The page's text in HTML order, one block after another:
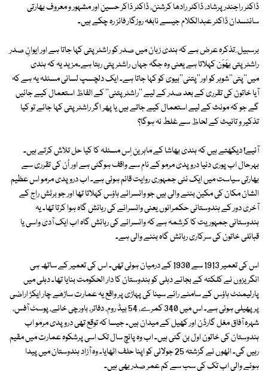
ڈاکٹر راجندر پرشاد، ڈاکٹر رادھا کرشنن، ڈاکٹر ذاکر حسین اور مشہور و معروف بھارتی
سائنسدان ڈاکٹر عبدالکلام جیسے نابغہ روزگار فائز رہ چکے ہیں۔
برسبیل ِ تذکرہ عرض ہے کہ ہندی زبان میں صدر کو راشٹر پتی کہا جاتا ہے اور ایوانِ صدر
راشٹر پتی بھَوَن کہلاتا ہے یعنی وہ جگہ جہاں راشٹر پتی رہتا ہے۔مزید یہ کہ ہندی
میں''پتی''شوہر کو اور''پتنی''بیوی کو کہا جاتا ہے۔ ایک دلچسپ لسانی مسئلہ یہ ہے کہ
آیا خاتون کی تقرری کے بعد صدر کے لیے ''راشٹر پتنی'' کے الفاظ استعمال کیے جائیں
گے جو کہ مونث کے لیے استعمال کیے جاتے ہیں یا پھر اگر راشٹر پتی کہا جائے تو کیا
تذکیر و تانیث کے لحاظ سے غلط نہ ہوگا؟
آئیے! دیکھتے ہیں کہ ہندی بھاشا کے ماہرین اِس مسئلہ کا کیا حل تلاش کرتے ہیں۔
بہرحال اب پوری دنیا دروپدی مرمو کے نام سے واقف ہوگئی ہے اور اُن کی تقرری سے
بھارتی سیاست میں ایک نئی جمہوری روایت قائم ہوئی ہے۔ اب دروپدی مرمو اس عظیم
الشان مکان کی مکین بننے والی ہیں جو وائسرائے ہاؤس کہلاتا تھا اور جو برٹش راج کے
آخری دور کے ہندوستانی حکمرانوں یعنی وائسرائے کی رہائش گاہ ہوا کرتا تھا۔ یہ
ہندوستانی جمہوریت کا کرشمہ ہے کہ وائسرائے کی رہائش گاہ اب ایک آدی واسی یا
قبائلی خاتون کی سرکاری رہائش گاہ بننے والی ہے۔
اس کی تعمیر 1913 سے 1930 کے درمیان ہوئی تھی۔ اس کی تعمیر کے ساتھ ہی
انگریزوں نے کلکتہ کے بجائے دہلی کو ہندوستان کا دار الحکومت بنایا تھا۔ دہلی میں
پارلیمنٹ ہاؤس کے سامنے رائے سینا کی پہاڑی پر واقع یہ عمارت ساڑھے چار ایکڑ اراضی
پر پھیلی ہوئی ہے۔ اس میں 340 کمرے، 54 بیڈ روم، دفاتر، باورچی خانے، پوسٹ آفس،
شہرہ آفاق مغل گارڈن اور کھیل کے میدان ہیں۔ جیسا کہ توقع تھی دروپدی مرمو اب
ہندوستان کی خاتون اول بن گئی ہیں۔ اب وہ پانچ سال تک اسی پرشکوہ عمارت میں مقیم
رہیں گی۔ انھوں نے گزشتہ 25 جولائی کو اپنا حلف اٹھایا۔ وہ آزاد ہندوستان میں پیدا
ہونے والی اب تک کی سب سے کم عمر صدر بھی ہیں۔